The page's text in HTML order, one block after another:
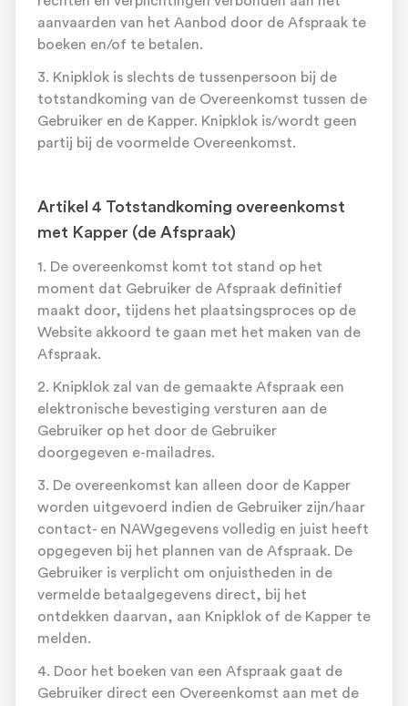
aanvaarden van het Aanbod door de Afspraak te
boeken en/of te betalen.
3. Knipklok is slechts de tussenpersoon bij de
totstandkoming van de Overeenkomst tussen de
Gebruiker en de Kapper. Knipklok is/wordt geen
partij bij de voormelde Overeenkomst.
Artikel 4 Totstandkoming overeenkomst
met Kapper (de Afspraak)
1. De overeenkomst komt tot stand op het
moment dat Gebruiker de Afspraak definitief
maakt door, tijdens het plaatsingsproces op de
Website akkoord te gaan met het maken van de
Afspraak.
2. Knipklok zal van de gemaakte Afspraak een
elektronische bevestiging versturen aan de
Gebruiker op het door de Gebruiker
doorgegeven e-mailadres.
3. De overeenkomst kan alleen door de Kapper
worden uitgevoerd indien de Gebruiker zijn/haar
contact- en NAWgegevens volledig en juist heeft
opgegeven bij het plannen van de Afspraak. De
Gebruiker is verplicht om onjuistheden in de
vermelde betaalgegevens direct, bij het
ontdekken daarvan, aan Knipklok of de Kapper te
melden.
4. Door het boeken van een Afspraak gaat de
Gebruiker direct een Overeenkomst aan met de